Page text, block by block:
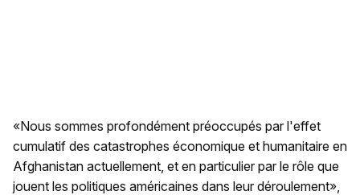
«Nous sommes profondément préoccupés par l'effet
cumulatif des catastrophes économique et humanitaire en
Afghanistan actuellement, et en particulier par le rôle que
jouent les politiques américaines dans leur déroulement»,